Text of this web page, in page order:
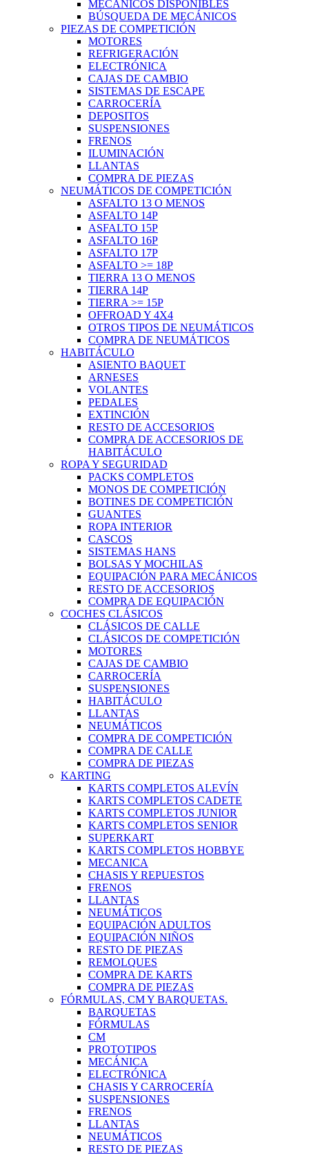
MECÁNICOS DISPONIBLES
BÚSQUEDA DE MECÁNICOS
PIEZAS DE COMPETICIÓN
MOTORES
REFRIGERACIÓN
ELECTRÓNICA
CAJAS DE CAMBIO
SISTEMAS DE ESCAPE
CARROCERÍA
DEPOSITOS
SUSPENSIONES
FRENOS
ILUMINACIÓN
LLANTAS
COMPRA DE PIEZAS
NEUMÁTICOS DE COMPETICIÓN
ASFALTO 13 O MENOS
ASFALTO 14P
ASFALTO 15P
ASFALTO 16P
ASFALTO 17P
ASFALTO >= 18P
TIERRA 13 O MENOS
TIERRA 14P
TIERRA >= 15P
OFFROAD Y 4X4
OTROS TIPOS DE NEUMÁTICOS
COMPRA DE NEUMÁTICOS
HABITÁCULO
ASIENTO BAQUET
ARNESES
VOLANTES
PEDALES
EXTINCIÓN
RESTO DE ACCESORIOS
COMPRA DE ACCESORIOS DE
HABITÁCULO
ROPA Y SEGURIDAD
PACKS COMPLETOS
MONOS DE COMPETICIÓN
BOTINES DE COMPETICIÓN
GUANTES
ROPA INTERIOR
CASCOS
SISTEMAS HANS
BOLSAS Y MOCHILAS
EQUIPACIÓN PARA MECÁNICOS
RESTO DE ACCESORIOS
COMPRA DE EQUIPACIÓN
COCHES CLÁSICOS
CLÁSICOS DE CALLE
CLÁSICOS DE COMPETICIÓN
MOTORES
CAJAS DE CAMBIO
CARROCERÍA
SUSPENSIONES
HABITÁCULO
LLANTAS
NEUMÁTICOS
COMPRA DE COMPETICIÓN
COMPRA DE CALLE
COMPRA DE PIEZAS
KARTING
KARTS COMPLETOS ALEVÍN
KARTS COMPLETOS CADETE
KARTS COMPLETOS JUNIOR
KARTS COMPLETOS SENIOR
SUPERKART
KARTS COMPLETOS HOBBYE
MECANICA
CHASIS Y REPUESTOS
FRENOS
LLANTAS
NEUMÁTICOS
EQUIPACIÓN ADULTOS
EQUIPACIÓN NIÑOS
RESTO DE PIEZAS
REMOLQUES
COMPRA DE KARTS
COMPRA DE PIEZAS
FÓRMULAS, CM Y BARQUETAS.
BARQUETAS
FÓRMULAS
CM
PROTOTIPOS
MECÁNICA
ELECTRÓNICA
CHASIS Y CARROCERÍA
SUSPENSIONES
FRENOS
LLANTAS
NEUMÁTICOS
RESTO DE PIEZAS